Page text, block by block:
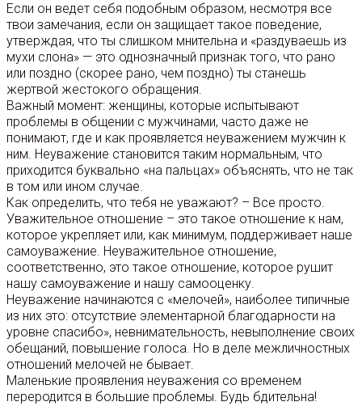
Если он ведет себя подобным образом, несмотря все
твои замечания, если он защищает такое поведение,
утверждая, что ты слишком мнительна и «раздуваешь из
мухи слона» — это однозначный признак того, что рано
или поздно (скорее рано, чем поздно) ты станешь
жертвой жестокого обращения.
Важный момент: женщины, которые испытывают
проблемы в общении с мужчинами, часто даже не
понимают, где и как проявляется неуважением мужчин к
ним. Неуважение становится таким нормальным, что
приходится буквально «на пальцах» объяснять, что не так
в том или ином случае.
Как определить, что тебя не уважают? – Все просто.
Уважительное отношение – это такое отношение к нам,
которое укрепляет или, как минимум, поддерживает наше
самоуважение. Неуважительное отношение,
соответственно, это такое отношение, которое рушит
нашу самоуважение и нашу самооценку.
Неуважение начинаются с «мелочей», наиболее типичные
из них это: отсутствие элементарной благодарности на
уровне спасибо», невнимательность, невыполнение своих
обещаний, повышение голоса. Но в деле межличностных
отношений мелочей не бывает.
Маленькие проявления неуважения со временем
переродится в большие проблемы. Будь бдительна!